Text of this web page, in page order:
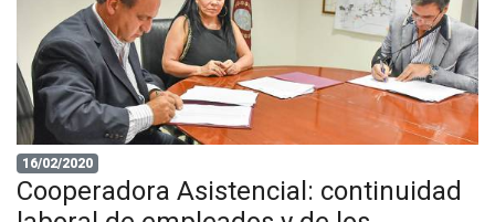
16/02/2020
Cooperadora Asistencial: continuidad